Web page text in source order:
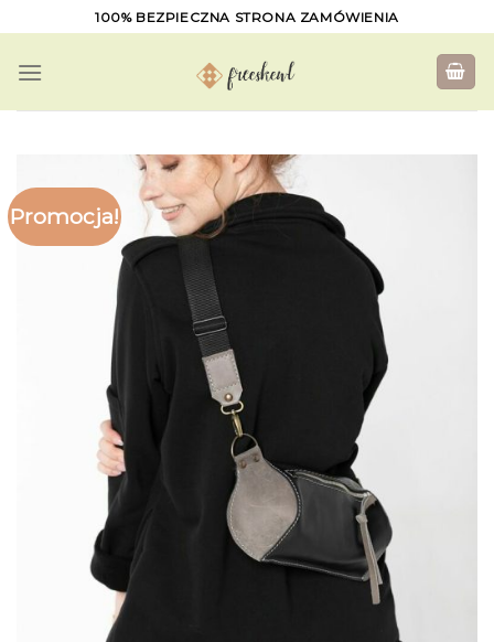
to
content
100% BEZPIECZNA STRONA ZAMÓWIENIA
Promocja!